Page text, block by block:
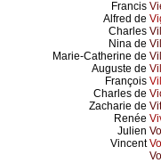
Francis
Alfred de
Charles
Nina de
Marie-Catherine de
Auguste de
François
Charles de
Zacharie de
Renée
Julien
Vincent